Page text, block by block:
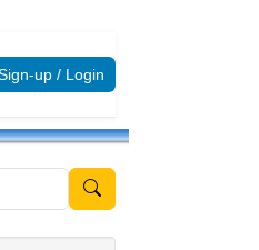
up / Login
New search: